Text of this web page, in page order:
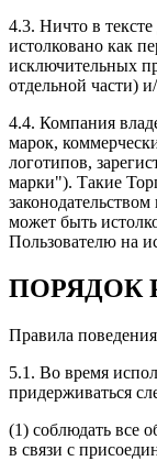
4.3. Ничто в
истолковано как
исключительных
отдельной части)
4.4. Компания
марок,
логотипов,
марки"). Такие
может быть
Пользователю на
ПОРЯДОК
Правила
5.1. Во время
придерживаться
(1) соблюдать все
в связи с